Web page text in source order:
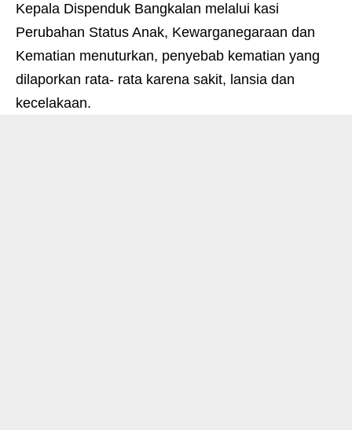
Kepala Dispenduk Bangkalan melalui kasi
Perubahan Status Anak, Kewarganegaraan dan
Kematian menuturkan, penyebab kematian yang
dilaporkan rata- rata karena sakit, lansia dan
kecelakaan.